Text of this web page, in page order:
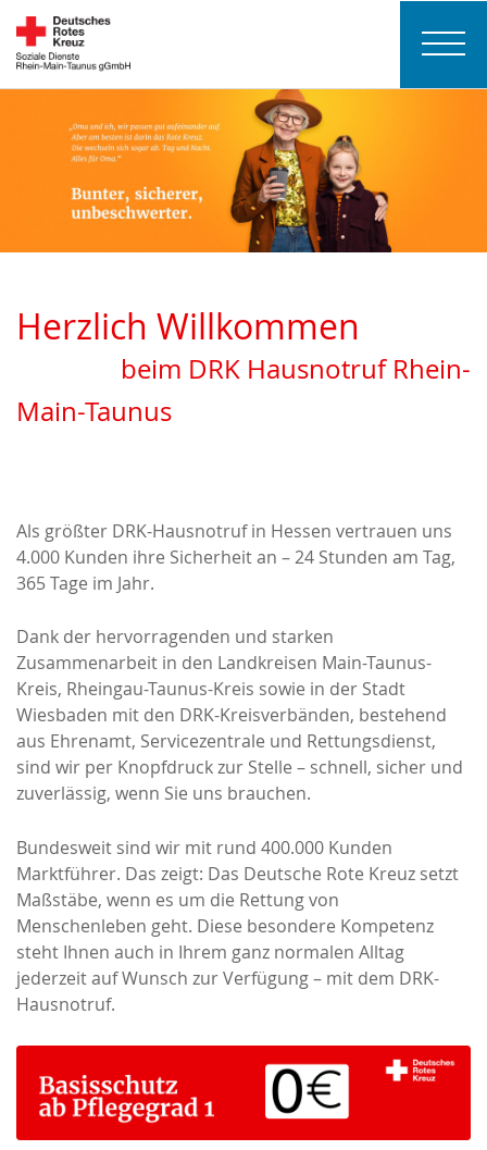
Herzlich Willkommen
beim DRK Hausnotruf Rhein-
Main-Taunus
Als größter DRK-Hausnotruf in Hessen vertrauen uns
4.000 Kunden ihre Sicherheit an – 24 Stunden am Tag,
365 Tage im Jahr.
Dank der hervorragenden und starken
Zusammenarbeit in den Landkreisen Main-Taunus-
Kreis, Rheingau-Taunus-Kreis sowie in der Stadt
Wiesbaden mit den DRK-Kreisverbänden, bestehend
aus Ehrenamt, Servicezentrale und Rettungsdienst,
sind wir per Knopfdruck zur Stelle – schnell, sicher und
zuverlässig, wenn Sie uns brauchen.
Bundesweit sind wir mit rund 400.000 Kunden
Marktführer. Das zeigt: Das Deutsche Rote Kreuz setzt
Maßstäbe, wenn es um die Rettung von
Menschenleben geht. Diese besondere Kompetenz
steht Ihnen auch in Ihrem ganz normalen Alltag
jederzeit auf Wunsch zur Verfügung – mit dem DRK-
Hausnotruf.